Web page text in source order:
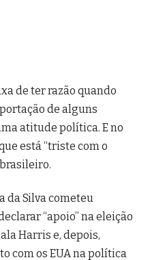
de ter razão quando
de alguns
atitude política. E no
está “triste com o
da Silva cometeu
“apoio” na eleição
Harris e, depois,
com os EUA na política